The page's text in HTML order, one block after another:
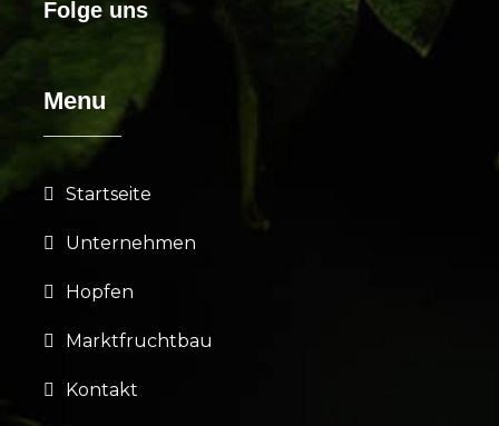
Folge uns
Menu
Startseite
Unternehmen
Hopfen
Marktfruchtbau
Kontakt